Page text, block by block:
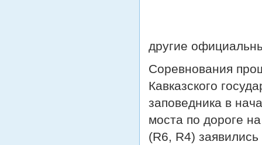
другие
Соревнования
Кавказского
заповедника в
моста по дороге
(R6, R4)